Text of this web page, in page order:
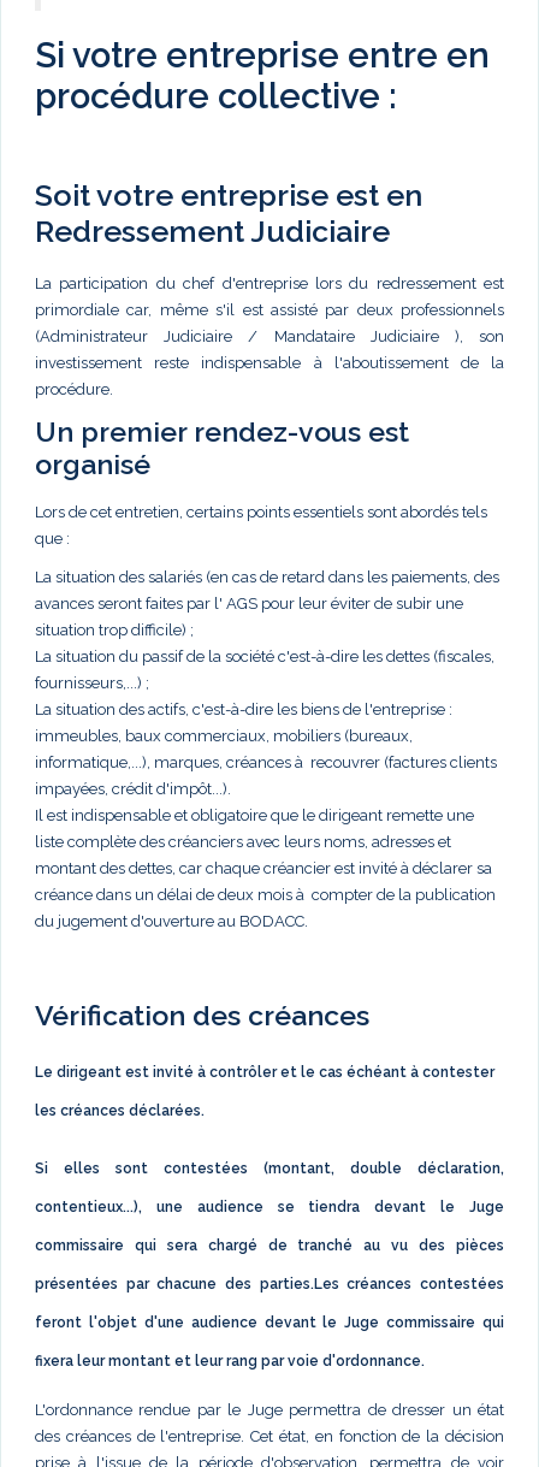
Si votre entreprise entre en
procédure collective :
Soit votre entreprise est en
Redressement Judiciaire
La participation du chef d'entreprise lors du redressement est
primordiale car, même s'il est assisté par deux professionnels
(Administrateur Judiciaire / Mandataire Judiciaire ), son
investissement reste indispensable à l'aboutissement de la
procédure.
Un premier rendez-vous est
organisé
Lors de cet entretien, certains points essentiels sont abordés tels
que :
La situation des salariés (en cas de retard dans les paiements, des
avances seront faites par l' AGS pour leur éviter de subir une
situation trop difficile) ;
La situation du passif de la société c'est-à-dire les dettes (fiscales,
fournisseurs,...) ;
La situation des actifs, c'est-à-dire les biens de l'entreprise :
immeubles, baux commerciaux, mobiliers (bureaux,
informatique,...), marques, créances à recouvrer (factures clients
impayées, crédit d'impôt...).
Il est indispensable et obligatoire que le dirigeant remette une
liste complète des créanciers avec leurs noms, adresses et
montant des dettes, car chaque créancier est invité à déclarer sa
créance dans un délai de deux mois à compter de la publication
du jugement d'ouverture au BODACC.
Vérification des créances
Le dirigeant est invité à contrôler et le cas échéant à contester
les créances déclarées.
Si elles sont contestées (montant, double déclaration,
contentieux...), une audience se tiendra devant le Juge
commissaire qui sera chargé de tranché au vu des pièces
présentées par chacune des parties.Les créances contestées
feront l'objet d'une audience devant le Juge commissaire qui
fixera leur montant et leur rang par voie d'ordonnance.
L'ordonnance rendue par le Juge permettra de dresser un état
des créances de l'entreprise. Cet état, en fonction de la décision
prise à l'issue de la période d'observation, permettra de voir